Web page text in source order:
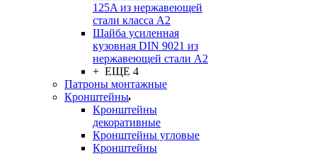
125A из нержавеющей
стали класса A2
Шайба усиленная
кузовная DIN 9021 из
нержавеющей стали А2
+ ЕЩЕ 4
Патроны монтажные
Кронштейны
Кронштейны
декоративные
Кронштейны угловые
Кронштейны